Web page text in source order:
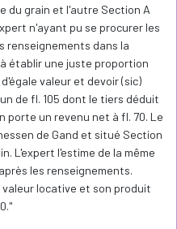
du grain et l'autre Section A
n'ayant pu se procurer les
renseignements dans la
établir une juste proportion
valeur et devoir (sic)
de fl. 105 dont le tiers déduit
un revenu net à fl. 70. Le
de Gand et situé Section
L'expert l'estime de la même
les renseignements.
locative et son produit